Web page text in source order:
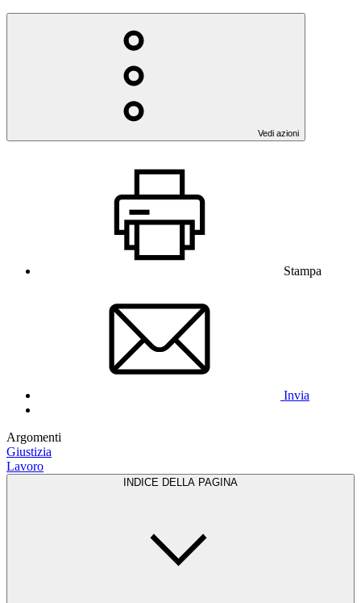
Vedi azioni
Stampa
Invia
Argomenti
Giustizia
Lavoro
INDICE DELLA PAGINA